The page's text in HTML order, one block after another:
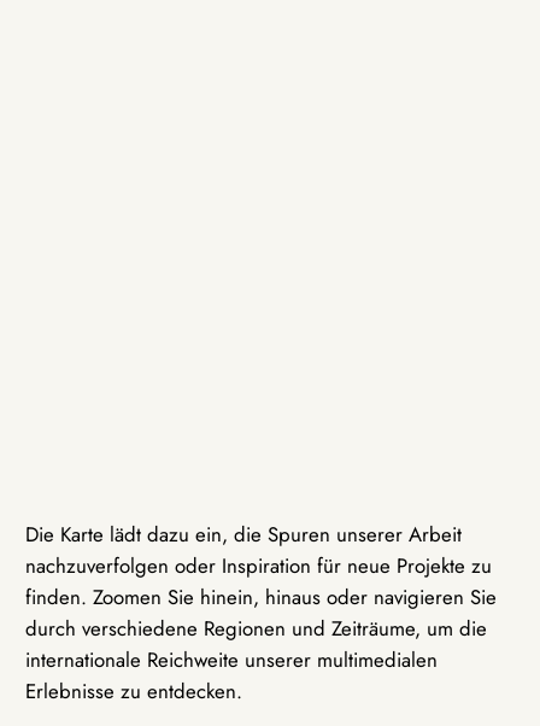
Die Karte lädt dazu ein, die Spuren unserer Arbeit
nachzuverfolgen oder Inspiration für neue Projekte zu
finden. Zoomen Sie hinein, hinaus oder navigieren Sie
durch verschiedene Regionen und Zeiträume, um die
internationale Reichweite unserer multimedialen
Erlebnisse zu entdecken.